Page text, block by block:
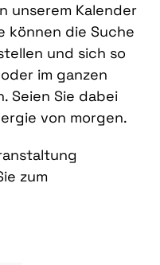
unserem Kalender
können die Suche
und sich so
im ganzen
Seien Sie dabei
von morgen.
zum